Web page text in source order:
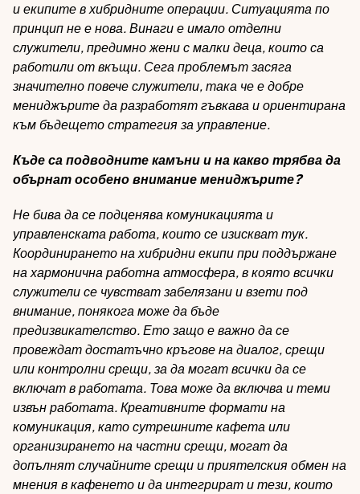
и екипите в хибридните операции. Ситуацията по
принцип не е нова. Винаги е имало отделни
служители, предимно жени с малки деца, които са
работили от вкъщи. Сега проблемът засяга
значително повече служители, така че е добре
мениджърите да разработят гъвкава и ориентирана
към бъдещето стратегия за управление.
Къде са подводните камъни и на какво трябва да
обърнат особено внимание мениджърите?
Не бива да се подценява комуникацията и
управленската работа, които се изискват тук.
Координирането на хибридни екипи при поддържане
на хармонична работна атмосфера, в която всички
служители се чувстват забелязани и взети под
внимание, понякога може да бъде
предизвикателство. Ето защо е важно да се
провеждат достатъчно кръгове на диалог, срещи
или контролни срещи, за да могат всички да се
включат в работата. Това може да включва и теми
извън работата. Креативните формати на
комуникация, като сутрешните кафета или
организирането на частни срещи, могат да
допълнят случайните срещи и приятелския обмен на
мнения в кафенето и да интегрират и тези, които